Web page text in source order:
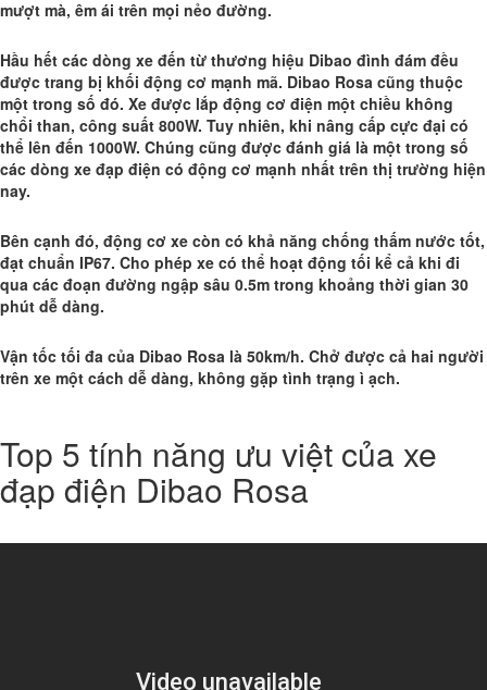
mượt mà, êm ái trên mọi nẻo đường.
Hầu hết các dòng xe đến từ thương hiệu Dibao đình đám đều
được trang bị khối động cơ mạnh mã. Dibao Rosa cũng thuộc
một trong số đó. Xe được lắp động cơ điện một chiều không
chổi than, công suất 800W. Tuy nhiên, khi nâng cấp cực đại có
thể lên đến 1000W. Chúng cũng được đánh giá là một trong số
các dòng xe đạp điện có động cơ mạnh nhất trên thị trường hiện
nay.
Bên cạnh đó, động cơ xe còn có khả năng chống thấm nước tốt,
đạt chuẩn IP67. Cho phép xe có thể hoạt động tối kể cả khi đi
qua các đoạn đường ngập sâu 0.5m trong khoảng thời gian 30
phút dễ dàng.
Vận tốc tối đa của Dibao Rosa là 50km/h. Chở được cả hai người
trên xe một cách dễ dàng, không gặp tình trạng ì ạch.
Top 5 tính năng ưu việt của xe
đạp điện Dibao Rosa